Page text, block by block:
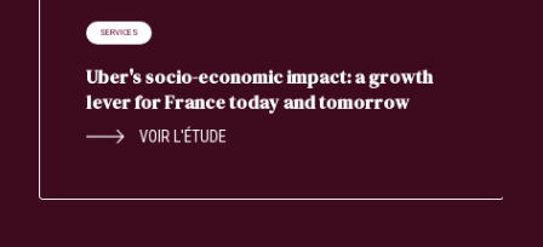
SERVICES
Uber's socio-economic impact: a growth
lever for France today and tomorrow
VOIR L'ÉTUDE